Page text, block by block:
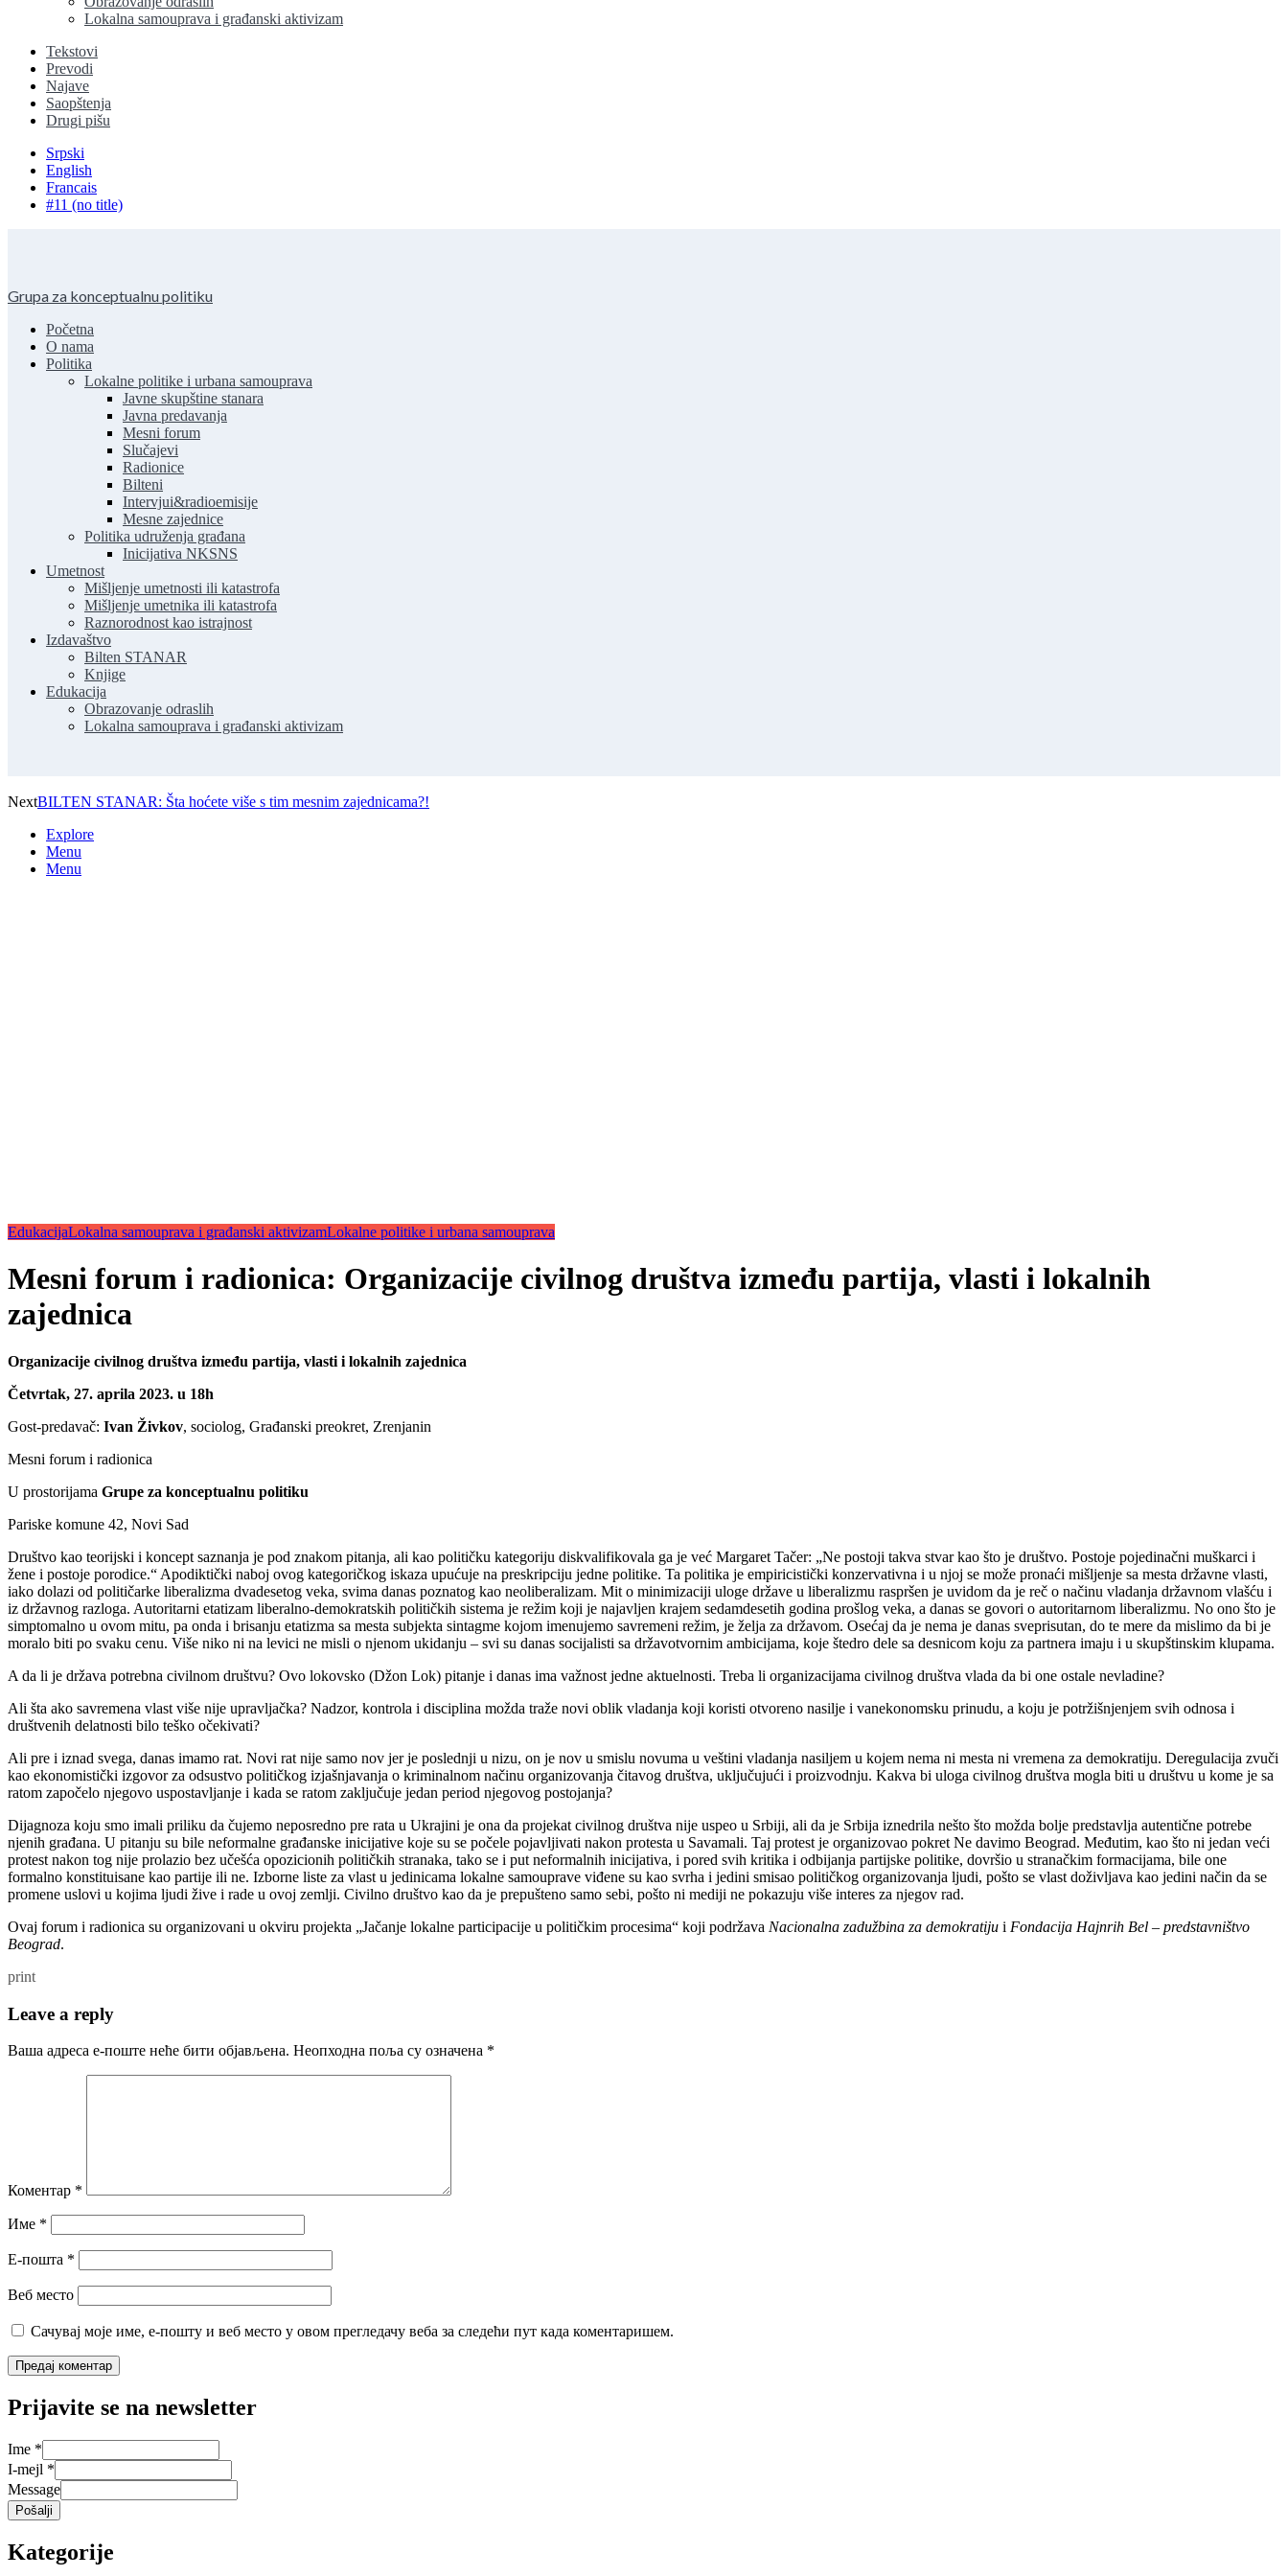
Lokalna samouprava i građanski aktivizam
Tekstovi
Prevodi
Najave
Saopštenja
Drugi pišu
Srpski
English
Francais
#11 (no title)
Grupa za konceptualnu politiku
Početna
O nama
Politika
Lokalne politike i urbana samouprava
Javne skupštine stanara
Javna predavanja
Mesni forum
Slučajevi
Radionice
Bilteni
Intervjui&radioemisije
Mesne zajednice
Politika udruženja građana
Inicijativa NKSNS
Umetnost
Mišljenje umetnosti ili katastrofa
Mišljenje umetnika ili katastrofa
Raznorodnost kao istrajnost
Izdavaštvo
Bilten STANAR
Knjige
Edukacija
Obrazovanje odraslih
Lokalna samouprava i građanski aktivizam
NextBILTEN STANAR: Šta hoćete više s tim mesnim zajednicama?!
Explore
Menu
Menu
EdukacijaLokalna samouprava i građanski aktivizamLokalne politike i urbana samouprava
Mesni forum i radionica: Organizacije civilnog društva između partija, vlasti i lokalnih
zajednica
Organizacije civilnog društva između partija, vlasti i lokalnih zajednica
Četvrtak, 27. aprila 2023. u 18h
Gost-predavač: Ivan Živkov, sociolog, Građanski preokret, Zrenjanin
Mesni forum i radionica
U prostorijama Grupe za konceptualnu politiku
Pariske komune 42, Novi Sad
Društvo kao teorijski i koncept saznanja je pod znakom pitanja, ali kao političku kategoriju diskvalifikovala ga je već Margaret Tačer: „Ne postoji takva stvar kao što je društvo. Postoje pojedinačni muškarci i
žene i postoje porodice.“ Apodiktički naboj ovog kategoričkog iskaza upućuje na preskripciju jedne politike. Ta politika je empiricistički konzervativna i u njoj se može pronaći mišljenje sa mesta državne vlasti,
iako dolazi od političarke liberalizma dvadesetog veka, svima danas poznatog kao neoliberalizam. Mit o minimizaciji uloge države u liberalizmu raspršen je uvidom da je reč o načinu vladanja državnom vlašću i
iz državnog razloga. Autoritarni etatizam liberalno-demokratskih političkih sistema je režim koji je najavljen krajem sedamdesetih godina prošlog veka, a danas se govori o autoritarnom liberalizmu. No ono što je
simptomalno u ovom mitu, pa onda i brisanju etatizma sa mesta subjekta sintagme kojom imenujemo savremeni režim, je želja za državom. Osećaj da je nema je danas sveprisutan, do te mere da mislimo da bi je
moralo biti po svaku cenu. Više niko ni na levici ne misli o njenom ukidanju – svi su danas socijalisti sa državotvornim ambicijama, koje štedro dele sa desnicom koju za partnera imaju i u skupštinskim klupama.
A da li je država potrebna civilnom društvu? Ovo lokovsko (Džon Lok) pitanje i danas ima važnost jedne aktuelnosti. Treba li organizacijama civilnog društva vlada da bi one ostale nevladine?
Ali šta ako savremena vlast više nije upravljačka? Nadzor, kontrola i disciplina možda traže novi oblik vladanja koji koristi otvoreno nasilje i vanekonomsku prinudu, a koju je potržišnjenjem svih odnosa i
društvenih delatnosti bilo teško očekivati?
Ali pre i iznad svega, danas imamo rat. Novi rat nije samo nov jer je poslednji u nizu, on je nov u smislu novuma u veštini vladanja nasiljem u kojem nema ni mesta ni vremena za demokratiju. Deregulacija zvuči
kao ekonomistički izgovor za odsustvo političkog izjašnjavanja o kriminalnom načinu organizovanja čitavog društva, uključujući i proizvodnju. Kakva bi uloga civilnog društva mogla biti u društvu u kome je sa
ratom započelo njegovo uspostavljanje i kada se ratom zaključuje jedan period njegovog postojanja?
Dijagnoza koju smo imali priliku da čujemo neposredno pre rata u Ukrajini je ona da projekat civilnog društva nije uspeo u Srbiji, ali da je Srbija iznedrila nešto što možda bolje predstavlja autentične potrebe
njenih građana. U pitanju su bile neformalne građanske inicijative koje su se počele pojavljivati nakon protesta u Savamali. Taj protest je organizovao pokret Ne davimo Beograd. Međutim, kao što ni jedan veći
protest nakon tog nije prolazio bez učešća opozicionih političkih stranaka, tako se i put neformalnih inicijativa, i pored svih kritika i odbijanja partijske politike, dovršio u stranačkim formacijama, bile one
formalno konstituisane kao partije ili ne. Izborne liste za vlast u jedinicama lokalne samouprave viđene su kao svrha i jedini smisao političkog organizovanja ljudi, pošto se vlast doživljava kao jedini način da se
promene uslovi u kojima ljudi žive i rade u ovoj zemlji. Civilno društvo kao da je prepušteno samo sebi, pošto ni mediji ne pokazuju više interes za njegov rad.
Ovaj forum i radionica su organizovani u okviru projekta „Jačanje lokalne participacije u političkim procesima“ koji podržava Nacionalna zadužbina za demokratiju i Fondacija Hajnrih Bel – predstavništvo
Beograd.
print
Leave a reply
Ваша адреса е-поште неће бити објављена. Неопходна поља су означена *
Коментар *
Име *
Е-пошта *
Веб место
Сачувај моје име, е-пошту и веб место у овом прегледачу веба за следећи пут када коментаришем.
Prijavite se na newsletter
Ime *
I-mejl *
Message
Pošalji
Kategorije